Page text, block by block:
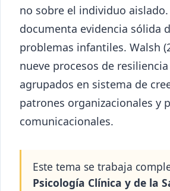
no sobre el individuo aislado.
documenta evidencia sólida
problemas infantiles. Walsh
nueve procesos de
agrupados en sistema de
patrones organizacionales y
comunicacionales.
Este tema se trabaja
Psicología Clínica y de la